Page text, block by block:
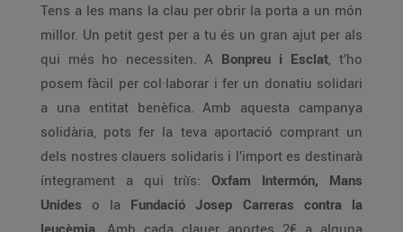
Tens a les mans la clau per obrir la porta a un món
millor. Un petit gest per a tu és un gran ajut per als
qui més ho necessiten. A Bonpreu i Esclat, t’ho
posem fàcil per col·laborar i fer un donatiu solidari
a una entitat benèfica. Amb aquesta campanya
solidària, pots fer la teva aportació comprant un
dels nostres clauers solidaris i l’import es destinarà
íntegrament a qui triïs: Oxfam Intermón, Mans
Unides o la Fundació Josep Carreras contra la
leucèmia. Amb cada clauer aportes 2€ a alguna